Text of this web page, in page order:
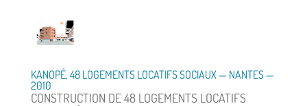
KANOPÉ, 48 LOGEMENTS LOCATIFS SOCIAUX — NANTES —
2010
CONSTRUCTION DE 48 LOGEMENTS LOCATIFS